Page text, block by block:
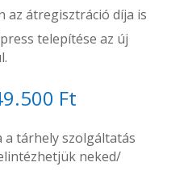
az átregisztráció díja is
telepítése az új
Ft
a tárhely szolgáltatás
neked/